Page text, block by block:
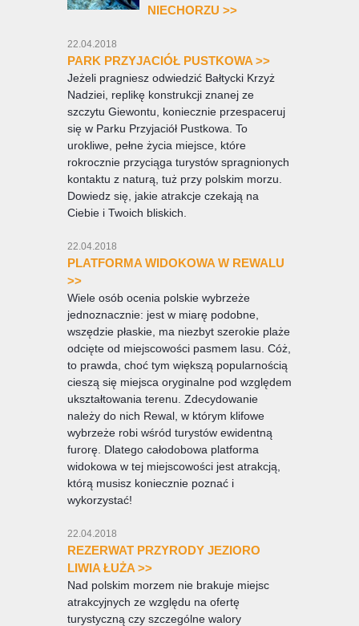
NIECHORZU >>
22.04.2018
PARK PRZYJACIÓŁ PUSTKOWA >>
Jeżeli pragniesz odwiedzić Bałtycki Krzyż
Nadziei, replikę konstrukcji znanej ze
szczytu Giewontu, koniecznie przespaceruj
się w Parku Przyjaciół Pustkowa. To
urokliwe, pełne życia miejsce, które
rokrocznie przyciąga turystów spragnionych
kontaktu z naturą, tuż przy polskim morzu.
Dowiedz się, jakie atrakcje czekają na
Ciebie i Twoich bliskich.
22.04.2018
PLATFORMA WIDOKOWA W REWALU
>>
Wiele osób ocenia polskie wybrzeże
jednoznacznie: jest w miarę podobne,
wszędzie płaskie, ma niezbyt szerokie plaże
odcięte od miejscowości pasmem lasu. Cóż,
to prawda, choć tym większą popularnością
cieszą się miejsca oryginalne pod względem
ukształtowania terenu. Zdecydowanie
należy do nich Rewal, w którym klifowe
wybrzeże robi wśród turystów ewidentną
furorę. Dlatego całodobowa platforma
widokowa w tej miejscowości jest atrakcją,
którą musisz koniecznie poznać i
wykorzystać!
22.04.2018
REZERWAT PRZYRODY JEZIORO
LIWIA ŁUŻA >>
Nad polskim morzem nie brakuje miejsc
atrakcyjnych ze względu na ofertę
turystyczną czy szczególne walory